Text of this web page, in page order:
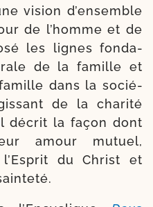
vision d’ensemble
de l’homme et de
les lignes fon­da­
de la famille et
dans la socié­
de la cha­ri­té
décrit la façon dont
amour mutuel,
du Christ et